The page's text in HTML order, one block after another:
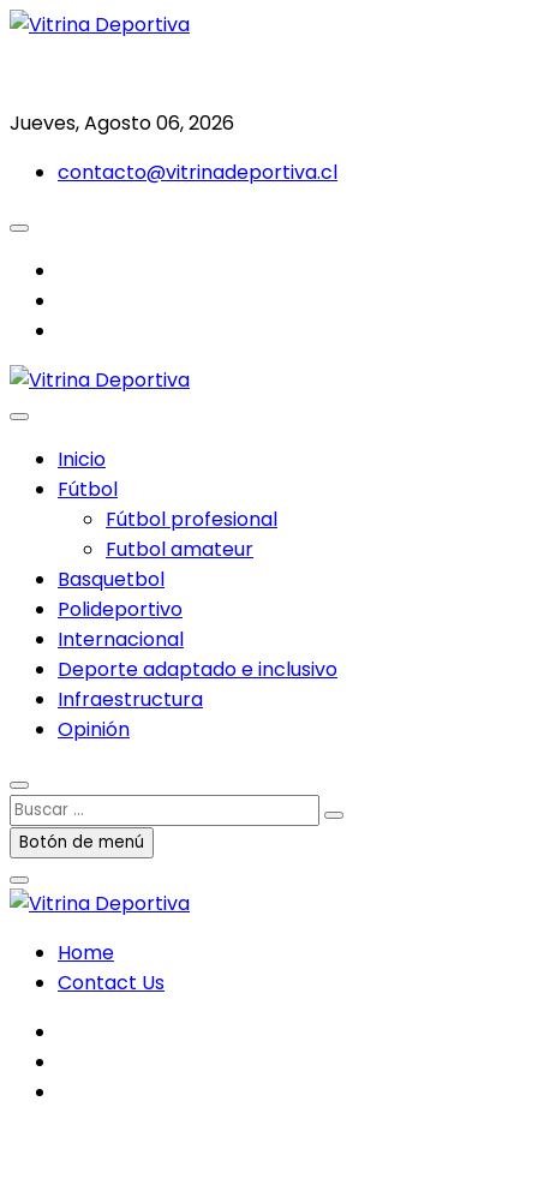
Saltar
Jueves, Agosto 06, 2026
contacto@vitrinadeportiva.cl
Inicio
Fútbol
Fútbol profesional
Futbol amateur
Basquetbol
Polideportivo
Internacional
Deporte adaptado e inclusivo
Infraestructura
Opinión
Buscar
…Botón de menú
Home
Contact Us